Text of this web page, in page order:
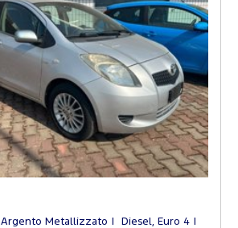
Argento Metallizzato
Diesel, Euro 4